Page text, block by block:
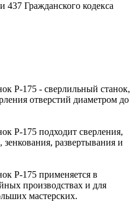
437 Гражданского кодекса
Р-175 - сверлильный станок,
отверстий диаметром до
Р-175 подходит сверления,
зенкования, развертывания и
Р-175 применяется в
производствах и для
мастерских.